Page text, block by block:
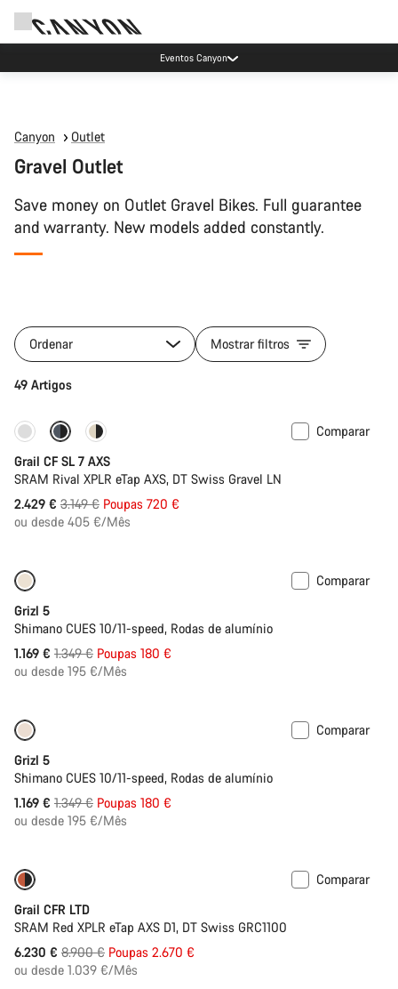
Eventos Canyon
Canyon Outlet
Gravel Outlet
Save money on Outlet Gravel Bikes. Full guarantee
and warranty. New models added constantly.
Ordenar Mostrar filtros
49 Artigos
Disponível apenas em XL | 2XL
Comparar
Grail CF SL 7 AXS
SRAM Rival XPLR eTap AXS, DT Swiss Gravel LN
2.429 € Preço
Original
3.149 € Poupas 720 €
ou desde 405 €/Mês
Comparar
Grizl 5
Shimano CUES 10/11-speed, Rodas de alumínio
1.169 € Preço
Original
1.349 € Poupas 180 €
ou desde 195 €/Mês
Comparar
Grizl 5
Shimano CUES 10/11-speed, Rodas de alumínio
1.169 € Preço
Original
1.349 € Poupas 180 €
ou desde 195 €/Mês
Comparar
Grail CFR LTD
SRAM Red XPLR eTap AXS D1, DT Swiss GRC1100
6.230 € Preço
Original
8.900 € Poupas 2.670 €
ou desde 1.039 €/Mês